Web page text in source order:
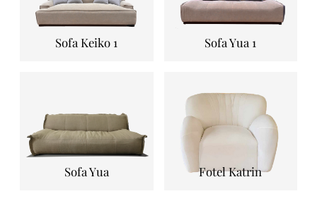
Sofa Keiko 1 Sofa Yua 1
Sofa Yua Fotel Katrin